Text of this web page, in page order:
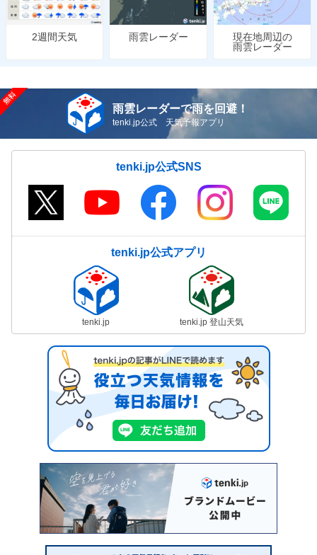
2週間天気 雨雲レーダー
現在地周辺の
雨雲レーダー
雨雲レーダーで雨を回避！
tenki.jp公式 天気予報アプリ
tenki.jp公式SNS
tenki.jp公式アプリ
tenki.jp tenki.jp 登山天気